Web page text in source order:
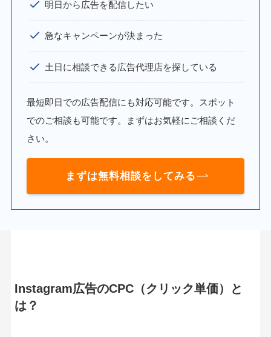
明日から広告を配信したい
急なキャンペーンが決まった
土日に相談できる広告代理店を探している
最短即日での広告配信にも対応可能です。スポット
でのご相談も可能です。まずはお気軽にご相談くだ
さい。
まずは無料相談をしてみる
Instagram広告のCPC（クリック単価）と
は？